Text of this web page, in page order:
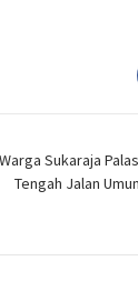
Warga Sukaraja
Tengah Jalan